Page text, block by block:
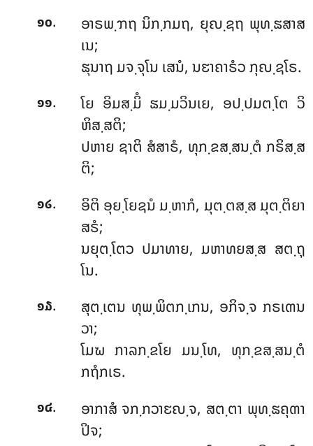
໑໐. ອາຣພ຺ຠຖນິກ຺ກມຖ, ຍຸຎ຺ຊຖ ພຸທ຺ຘສາສ
ເນ;
ຘຸນາຖ ມຈ຺ຈຸໂນ ເສນໍ, ນຬາຄາຣໍວ ກຸຎ຺ຊໂຣ.
໑໑. ໂຍ ອິມສ຺ມິໍ ຘມ຺ມວິນເຍ, ອປ຺ປມຕ຺ໂຕ ວິ
ຫິສ຺ສຕິ;
ປຫາຍ ຊາຕິ ສໍສາຣໍ, ທຸກ຺ຂສ຺ສນ຺ຕໍ ກຣິສ຺ສ
ຕິ;
໑໒. ອິຕິ ອຸຍ຺ໂຍຊນໍ ມ຺ຫາກໍ, ມຸຕ຺ຕສ຺ສ ມຸຕ຺ຕິຍາ
ສຣໍ;
ນຍຸຕ຺ໂຕວ ປມາທາຍ, ມຫາທຍສ຺ສ ສຕ຺ຖຸ
ໂນ.
໑໓.
ສຸຕ຺ເຕນ ທຸພ຺ພິຕກ຺ເກນ, ອກິຈ຺ຈ ກຣເຓນ
ວາ;
ໂມຆ ກາລກ຺ຂໂຍ ມນ຺ໂທ, ທຸກ຺ຂສ຺ສນ຺ຕໍ
ກຖໍກເຣ.
໑໔. ອາກາສໍ ຈກ຺ກວາຬຎ຺ຈ, ສຕ຺ຕາ ພຸທ຺ຘຄຸຓາ
ປິຈ;